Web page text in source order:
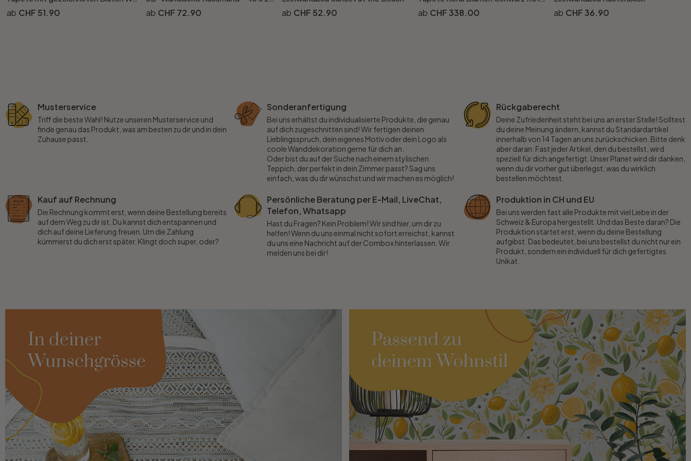
CHF 51.90 CHF 72.90 CHF 52.90 CHF 338.00 CHF 36.90
Musterservice
Triff die beste Wahl! Nutze unseren Musterservice und
finde genau das Produkt, was am besten zu dir und in dein
Zuhause passt.
Sonderanfertigung
Bei uns erhältst du individualisierte Produkte, die genau
auf dich zugeschnitten sind! Wir fertigen deinen
Lieblingsspruch, dein eigenes Motiv oder dein Logo als
coole Wanddekoration gerne für dich an.
Oder bist du auf der Suche nach einem stylischen
Teppich, der perfekt in dein Zimmer passt? Sag uns
einfach, was du dir wünschst und wir machen es möglich!
Rückgaberecht
Deine Zufriedenheit steht bei uns an erster Stelle! Solltest
du deine Meinung ändern, kannst du Standardartikel
innerhalb von 14 Tagen an uns zurückschicken. Bitte denk
aber daran: Fast jeder Artikel, den du bestellst, wird
speziell für dich angefertigt. Unser Planet wird dir danken,
wenn du dir vorher gut überlegst, was du wirklich
bestellen möchtest.
Kauf auf Rechnung
Die Rechnung kommt erst, wenn deine Bestellung bereits
auf dem Weg zu dir ist. Du kannst dich entspannen und
dich auf deine Lieferung freuen. Um die Zahlung
kümmerst du dich erst später. Klingt doch super, oder?
Persönliche Beratung per E-Mail, LiveChat,
Telefon, Whatsapp
Hast du Fragen? Kein Problem! Wir sind hier, um dir zu
helfen! Wenn du uns einmal nicht sofort erreichst, kannst
du uns eine Nachricht auf der Combox hinterlassen. Wir
melden uns bei dir!
Produktion in CH und EU
Bei uns werden fast alle Produkte mit viel Liebe in der
Schweiz & Europa hergestellt. Und das Beste daran? Die
Produktion startet erst, wenn du deine Bestellung
aufgibst. Das bedeutet, bei uns bestellst du nicht nur ein
Produkt, sondern ein individuell für dich gefertigtes
Unikat.